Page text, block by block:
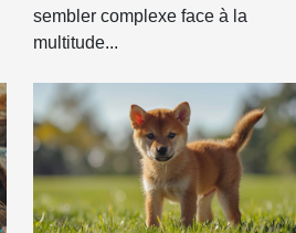
sembler complexe face à la
multitude...